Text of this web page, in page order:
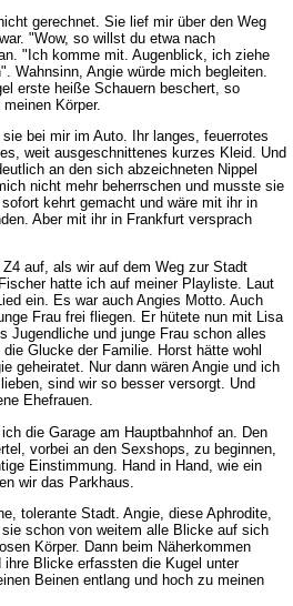
gerechnet. Sie lief mir über den Weg
"Wow, so willst du etwa nach
"Ich komme mit. Augenblick, ich ziehe
Wahnsinn, Angie würde mich begleiten.
erste heiße Schauern beschert, so
Körper.
bei mir im Auto. Ihr langes, feuerrotes
weit ausgeschnittenes kurzes Kleid. Und
an den sich abzeichneten Nippel
nicht mehr beherrschen und musste sie
kehrt gemacht und wäre mit ihr in
Aber mit ihr in Frankfurt versprach
auf, als wir auf dem Weg zur Stadt
hatte ich auf meiner Playliste. Laut
ein. Es war auch Angies Motto. Auch
Frau frei fliegen. Er hütete nun mit Lisa
Jugendliche und junge Frau schon alles
Glucke der Familie. Horst hätte wohl
geheiratet. Nur dann wären Angie und ich
sind wir so besser versorgt. Und
Ehefrauen.
die Garage am Hauptbahnhof an. Den
vorbei an den Sexshops, zu beginnen,
Einstimmung. Hand in Hand, wie ein
wir das Parkhaus.
tolerante Stadt. Angie, diese Aphrodite,
schon von weitem alle Blicke auf sich
Körper. Dann beim Näherkommen
Blicke erfassten die Kugel unter
Beinen entlang und hoch zu meinen